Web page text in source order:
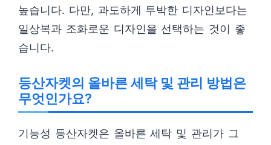
높습니다. 다만, 과도하게 투박한 디자인보다는
일상복과 조화로운 디자인을 선택하는 것이 좋
습니다.
등산자켓의 올바른 세탁 및 관리 방법은
무엇인가요?
기능성 등산자켓은 올바른 세탁 및 관리가 그